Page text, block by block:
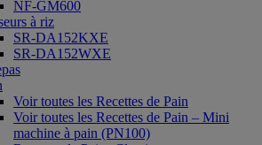
NF-GM600
à riz
SR-DA152KXE
SR-DA152WXE
Voir toutes les Recettes de Pain
Voir toutes les Recettes de Pain – Mini
machine à pain (PN100)